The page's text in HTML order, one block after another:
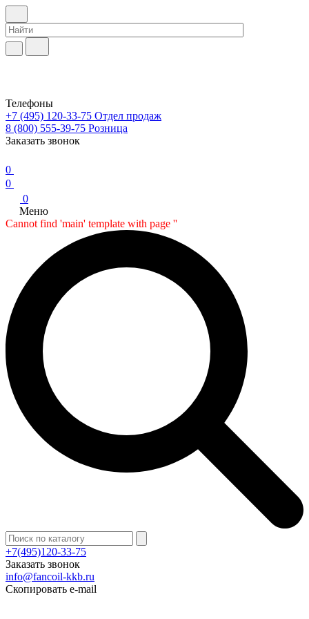
Телефоны
+7 (495) 120-33-75 Отдел продаж
8 (800) 555-39-75 Розница
Заказать звонок
0
0
0
Меню
Cannot find 'main' template with page ''
+7(495)120-33-75
Заказать звонок
info@fancoil-kkb.ru
Скопировать e-mail